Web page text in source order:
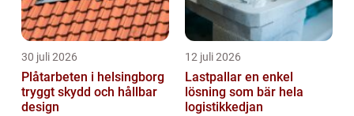
30 juli 2026
Plåtarbeten i helsingborg
tryggt skydd och hållbar
design
12 juli 2026
Lastpallar en enkel
lösning som bär hela
logistikkedjan